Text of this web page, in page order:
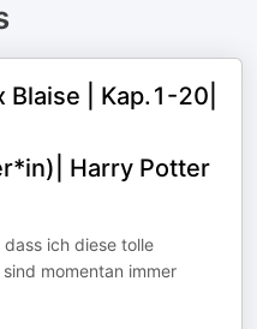
Blaise | Kap.1-20|
Harry Potter
ich diese tolle
momentan immer